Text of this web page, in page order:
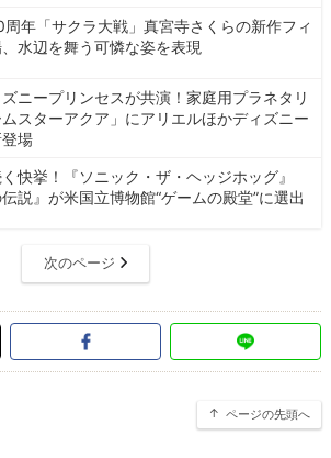
年「サクラ大戦」真宮寺さくらの新作フィ
水辺を舞う可憐な姿を表現
ニープリンセスが共演！家庭用プラネタリ
スターアクア」にアリエルほかディズニー
場
快挙！『ソニック・ザ・ヘッジホッグ』
伝説』が米国立博物館“ゲームの殿堂”に選出
次のページ
ページの先頭へ